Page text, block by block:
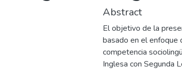
Abstract
El objetivo de la
basado en el enfoque
competencia
Inglesa con Segunda